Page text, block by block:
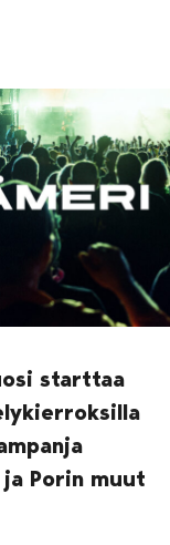
starttaa
Porin muut